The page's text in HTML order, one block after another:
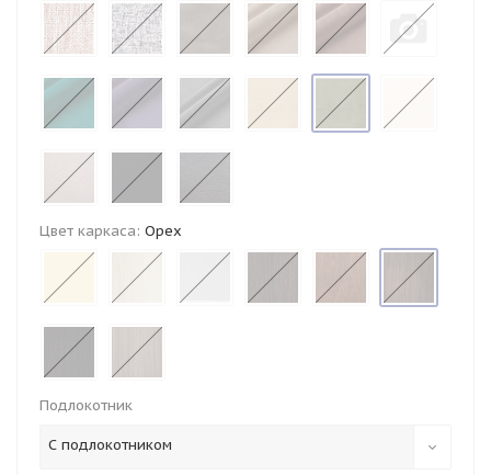
Цвет каркаса: Орех
Подлокотник
С подлокотником